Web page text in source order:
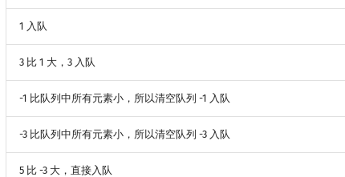
1 入队
3 比 1 大，3 入队
-1 比队列中所有元素小，所以清空队列 -1 入队
-3 比队列中所有元素小，所以清空队列 -3 入队
5 比 -3 大，直接入队